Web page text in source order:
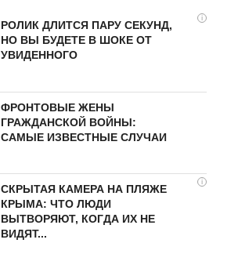
i
РОЛИК ДЛИТСЯ ПАРУ СЕКУНД,
НО ВЫ БУДЕТЕ В ШОКЕ ОТ
УВИДЕННОГО
ФРОНТОВЫЕ ЖЕНЫ
ГРАЖДАНСКОЙ ВОЙНЫ:
САМЫЕ ИЗВЕСТНЫЕ СЛУЧАИ
i
СКРЫТАЯ КАМЕРА НА ПЛЯЖЕ
КРЫМА: ЧТО ЛЮДИ
ВЫТВОРЯЮТ, КОГДА ИХ НЕ
ВИДЯТ...